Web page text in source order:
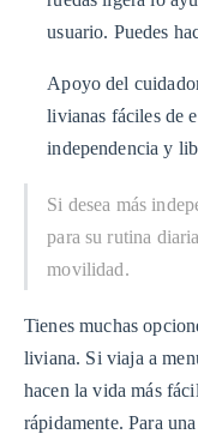
usuario. Puedes
Apoyo del
livianas fáciles de
independencia y
Si desea más
para su rutina
movilidad.
Tienes muchas
liviana. Si viaja a
hacen la vida más
rápidamente. Para